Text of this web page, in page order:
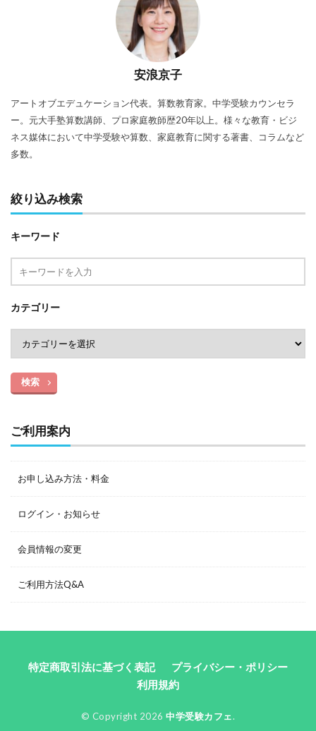
安浪京子
アートオブエデュケーション代表。算数教育家。中学受験カウンセラ
ー。元大手塾算数講師、プロ家庭教師歴20年以上。様々な教育・ビジ
ネス媒体において中学受験や算数、家庭教育に関する著書、コラムなど
多数。
絞り込み検索
キーワード
カテゴリー
検索
ご利用案内
お申し込み方法・料金
ログイン・お知らせ
会員情報の変更
ご利用方法Q&A
特定商取引法に基づく表記
プライバシー・ポリシー
利用規約
© Copyright 2026中学受験カフェ.